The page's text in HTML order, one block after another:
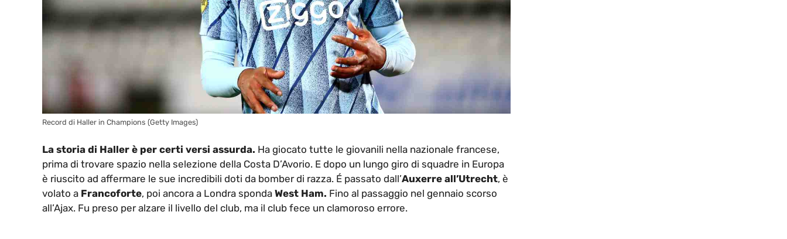
Record di Haller in Champions (Getty Images)
La storia di Haller è per certi versi assurda. Ha giocato tutte le giovanili nella nazionale francese,
prima di trovare spazio nella selezione della Costa D’Avorio. E dopo un lungo giro di squadre in Europa
è riuscito ad affermare le sue incredibili doti da bomber di razza. É passato dall’Auxerre all’Utrecht, è
volato a Francoforte, poi ancora a Londra sponda West Ham. Fino al passaggio nel gennaio scorso
all’Ajax. Fu preso per alzare il livello del club, ma il club fece un clamoroso errore.